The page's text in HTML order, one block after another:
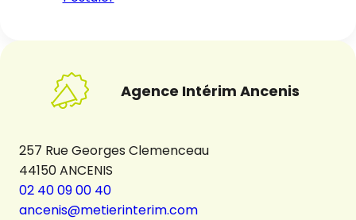
Agence Intérim Ancenis
257 Rue Georges Clemenceau
44150 ANCENIS
02 40 09 00 40
ancenis@metierinterim.com